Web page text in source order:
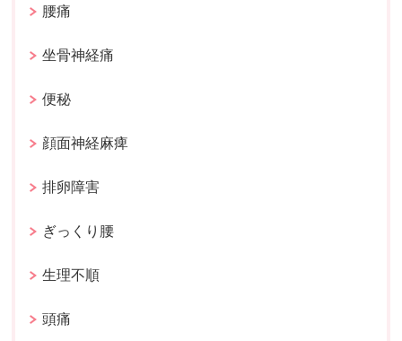
腰痛
坐骨神経痛
便秘
顔面神経麻痺
排卵障害
ぎっくり腰
生理不順
頭痛